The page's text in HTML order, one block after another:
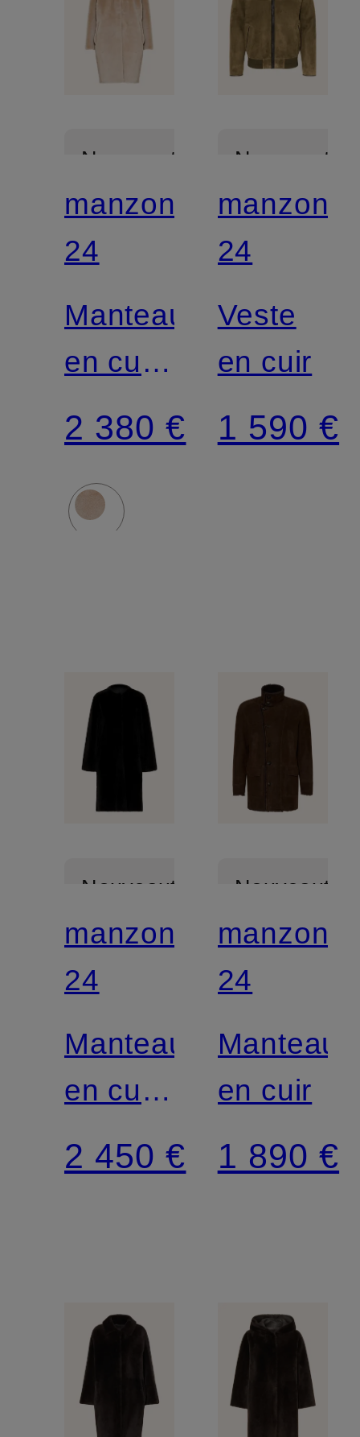
Nouveautés
manzoni
24
Manteau
en cuir
réversible
2 380 €
Nouveautés
manzoni
24
Veste
en cuir
1 590 €
Nouveautés
manzoni
24
Manteau
en cuir
réversible
2 450 €
Nouveautés
manzoni
24
Manteau
en cuir
1 890 €